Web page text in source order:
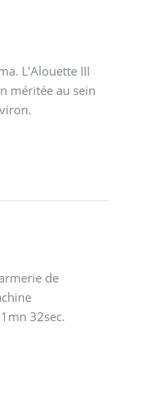
L’Alouette III
méritée au sein
de
32sec.